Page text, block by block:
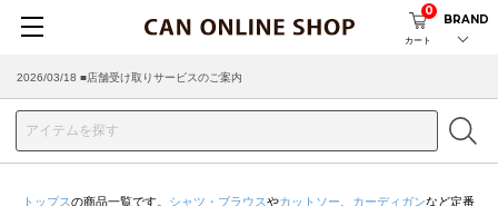
カート
0
BRAND
2026/03/18 ■店舗受け取りサービスのご案内
トップスの商品一覧です。 シャツ・ブラウスやカットソー カーディガンなど定番